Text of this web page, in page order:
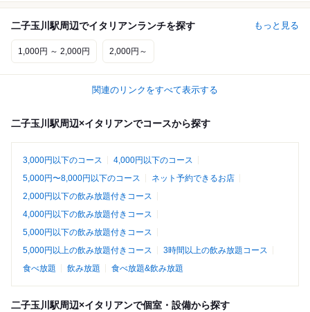
二子玉川駅周辺でイタリアンランチを探す もっと見る
1,000円 ～ 2,000円 2,000円～
関連のリンクをすべて表示する
二子玉川駅周辺×イタリアンでコースから探す
3,000円以下のコース
4,000円以下のコース
5,000円〜8,000円以下のコース
ネット予約できるお店
2,000円以下の飲み放題付きコース
4,000円以下の飲み放題付きコース
5,000円以下の飲み放題付きコース
5,000円以上の飲み放題付きコース
3時間以上の飲み放題コース
食べ放題
飲み放題 食べ放題&飲み放題
二子玉川駅周辺×イタリアンで個室・設備から探す